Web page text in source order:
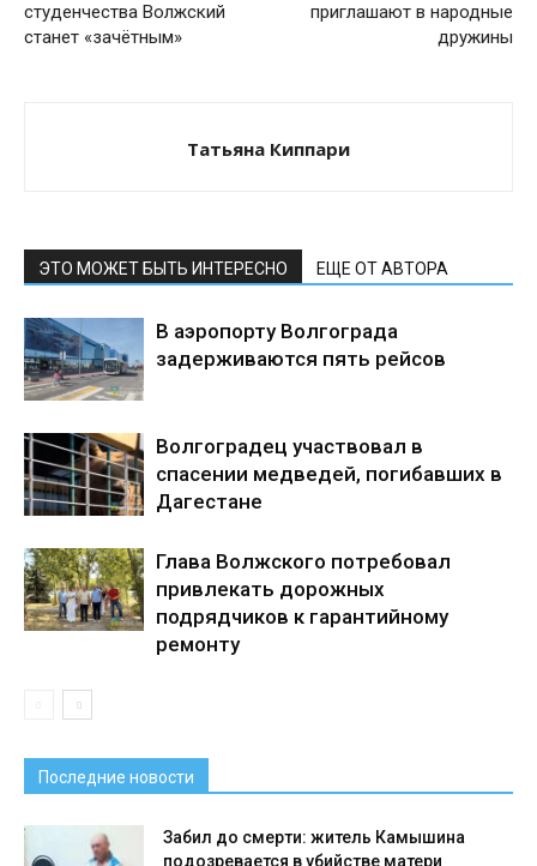
студенчества Волжский
станет «зачётным»
приглашают в народные
дружины
Татьяна Киппари
ЭТО МОЖЕТ БЫТЬ ИНТЕРЕСНО ЕЩЕ ОТ АВТОРА
В аэропорту Волгограда
задерживаются пять рейсов
Волгоградец участвовал в
спасении медведей, погибавших в
Дагестане
Глава Волжского потребовал
привлекать дорожных
подрядчиков к гарантийному
ремонту
Последние новости
Забил до смерти: житель Камышина
подозревается в убийстве матери